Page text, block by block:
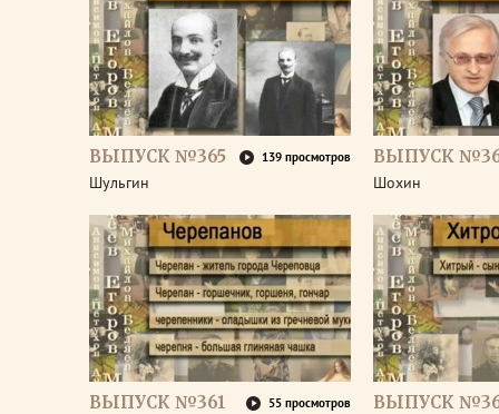
ВЫПУСК №365 139 просмотров
Шульгин
ВЫПУСК
Шохин
ВЫПУСК №361 55 просмотров ВЫПУСК